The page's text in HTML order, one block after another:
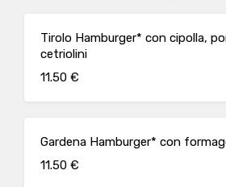
Tirolo Hamburger* con cipolla,
cetriolini
11.50 €
Gardena Hamburger* con
11.50 €